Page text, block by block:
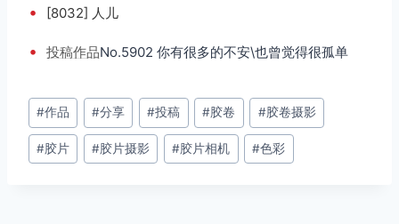
• [8032] 人儿
• 投稿作品No.5902 你有很多的不安\也曾觉得很孤单
文
章
标
#作品 #分享 #投稿 #胶卷 #胶卷摄影
#胶片 #胶片摄影 #胶片相机 #色彩